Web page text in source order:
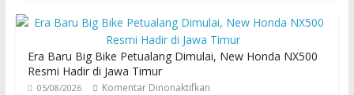
Era Baru Big Bike Petualang Dimulai, New Honda NX500
Resmi Hadir di Jawa Timur
05/08/2026 Komentar Dinonaktifkan